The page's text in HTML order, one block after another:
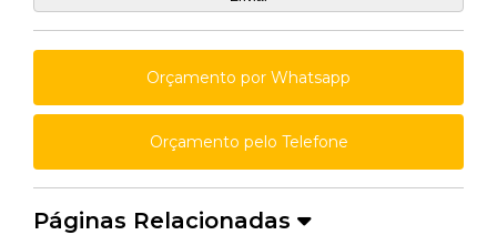
Orçamento por Whatsapp
Orçamento pelo Telefone
Páginas Relacionadas